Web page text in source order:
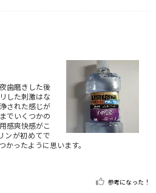
歯磨きした後
した刺激はな
された感じが
でいくつかの
感爽快感がこ
ンが初めてで
ったように思います。
参考になった！